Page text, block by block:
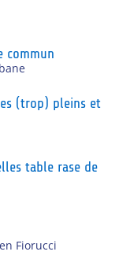
commun
(trop) pleins et
table rase de
Fiorucci